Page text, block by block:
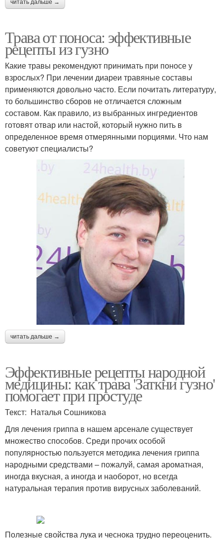
читать дальше →
Трава от поноса: эффективные
рецепты из гузно
Какие травы рекомендуют принимать при поносе у
взрослых? При лечении диареи травяные составы
применяются довольно часто. Если почитать литературу,
то большинство сборов не отличается сложным
составом. Как правило, из выбранных ингредиентов
готовят отвар или настой, который нужно пить в
определенное время отмерянными порциями. Что нам
советуют специалисты?
читать дальше →
Эффективные рецепты народной
медицины: как трава 'Заткни гузно'
помогает при простуде
Текст: Наталья Сошникова
Для лечения гриппа в нашем арсенале существует
множество способов. Среди прочих особой
популярностью пользуется методика лечения гриппа
народными средствами – пожалуй, самая ароматная,
иногда вкусная, а иногда и наоборот, но всегда
натуральная терапия против вирусных заболеваний.
Полезные свойства лука и чеснока трудно переоценить.